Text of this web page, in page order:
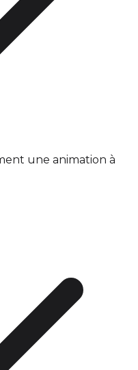
une animation à